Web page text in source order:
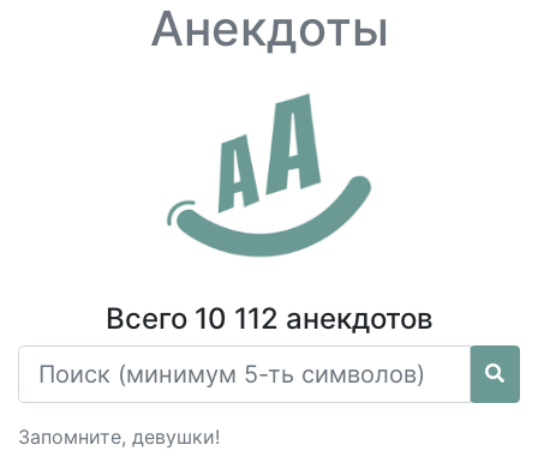
Анекдоты
Всего 10 112 анекдотов
Запомните, девушки!